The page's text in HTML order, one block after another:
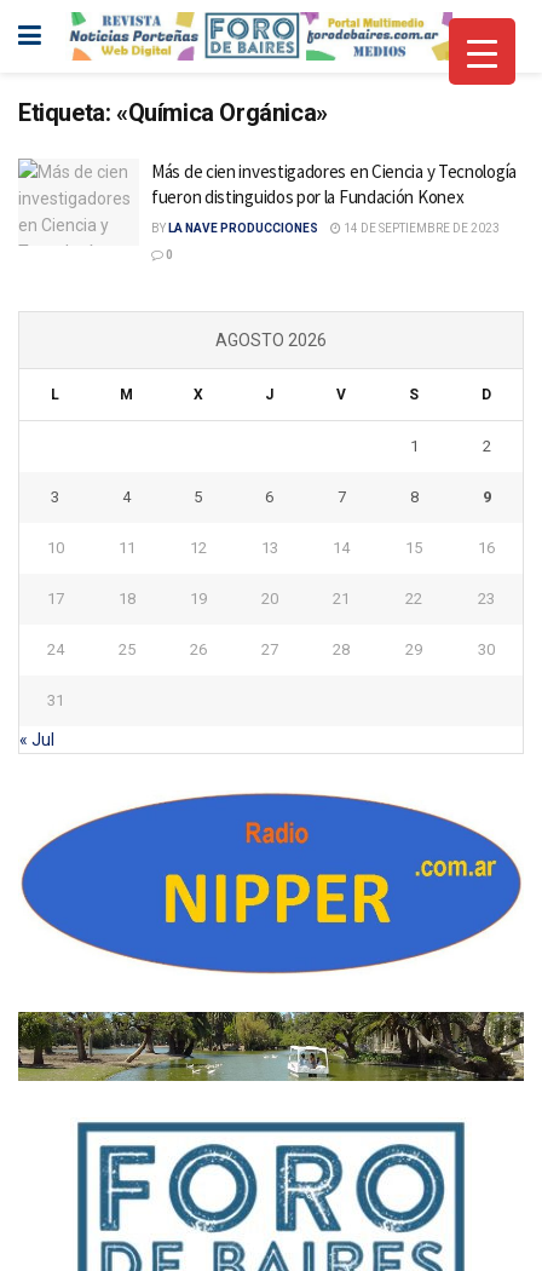
Etiqueta: «Química Orgánica»
Más de cien investigadores en Ciencia y Tecnología
fueron distinguidos por la Fundación Konex
BY LA NAVE PRODUCCIONES
14 DE SEPTIEMBRE DE 2023
0
AGOSTO 2026
L M X J V S D
1 2
3 4 5 6 7 8 9
10 11 12 13 14 15 16
17 18 19 20 21 22 23
24 25 26 27 28 29 30
31
« Jul